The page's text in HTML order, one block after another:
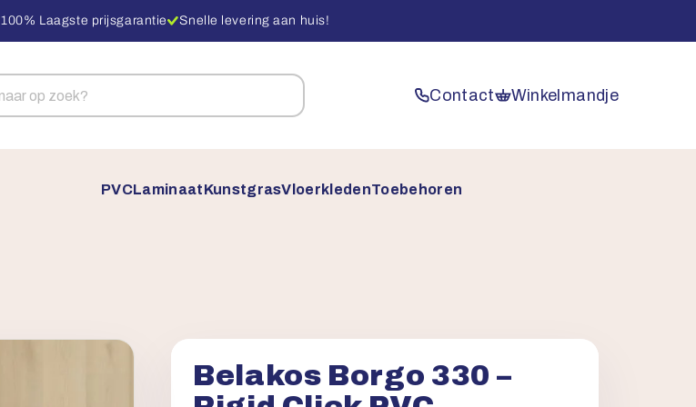
100% Laagste prijsgarantie Snelle levering aan huis!
Contact Winkelmandje
PVCLaminaatKunstgrasVloerkledenToebehoren
Belakos Borgo 330 –